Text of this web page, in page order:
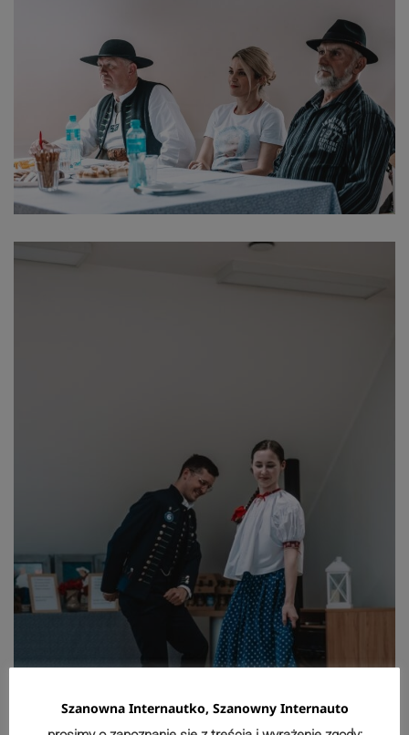
Szanowna Internautko, Szanowny Internauto